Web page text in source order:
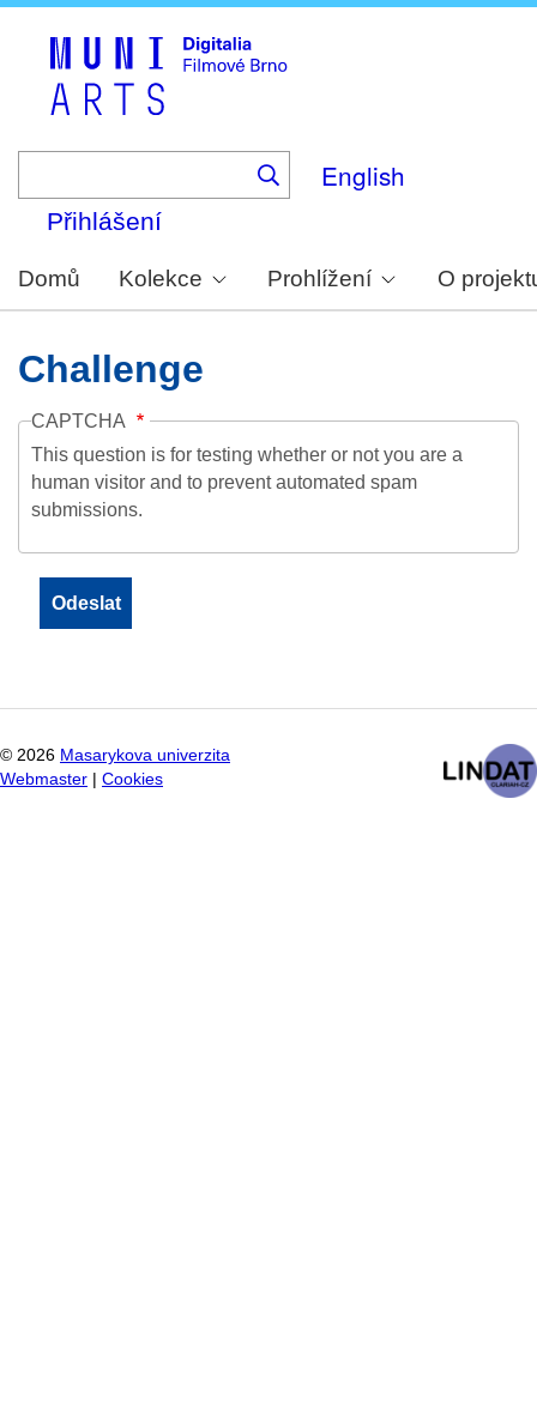
English
Přihlášení
Domů Kolekce Prohlížení O
Challenge
CAPTCHA
This question is for testing whether or not you are a
human visitor and to prevent automated spam
submissions.
© 2026 Masarykova univerzita
Webmaster
Cookies